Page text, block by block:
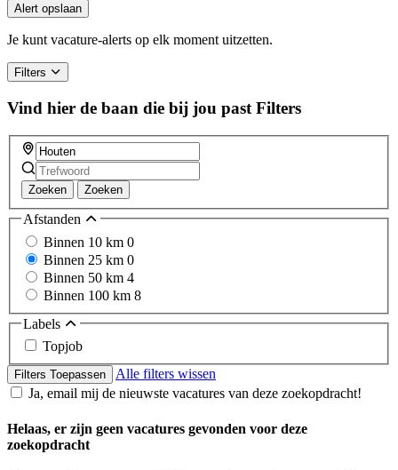
Alert opslaan
Je kunt vacature-alerts op elk moment uitzetten.
Filters
Vind hier de baan die bij jou past Filters
Zoeken Zoeken
Afstanden
Binnen 10 km 0
Binnen 25 km 0
Binnen 50 km 4
Binnen 100 km 8
Labels
Topjob
Filters Toepassen
Alle filters wissen
Ja, email mij de nieuwste vacatures van deze zoekopdracht!
Helaas, er zijn geen vacatures gevonden voor deze
zoekopdracht